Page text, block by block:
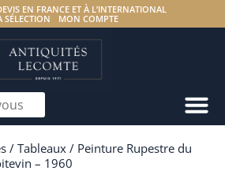
EN FRANCE ET À L’INTERNATIONAL
SÉLECTION MON COMPTE
/ Tableaux / Peinture Rupestre du
– 1960